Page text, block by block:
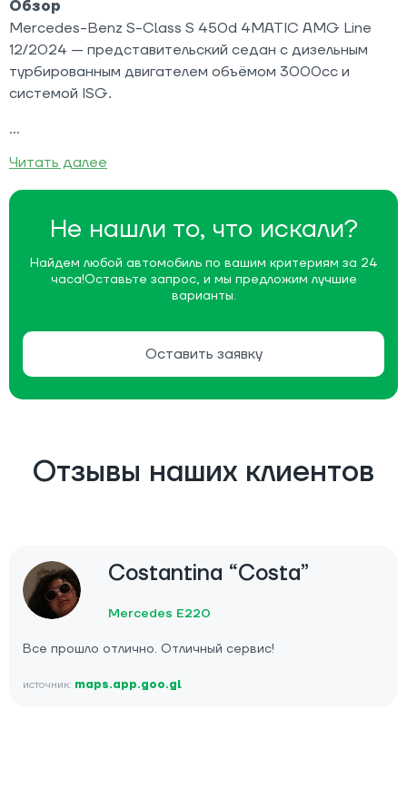
Не нашли то, что искали?
Найдем любой автомобиль по вашим критериям за 24
часа!Оставьте запрос, и мы предложим лучшие
варианты.
Оставить заявку
Обзор
Mercedes-Benz S-Class S 450d 4MATIC AMG Line
12/2024 — представительский седан с дизельным
турбированным двигателем объёмом 3000cc и
системой ISG.
Читать далее
Отзывы наших клиентов
Costantina “Costa”
Mercedes E220
Все прошло отлично. Отличный сервис!
источник: maps.app.goo.gl